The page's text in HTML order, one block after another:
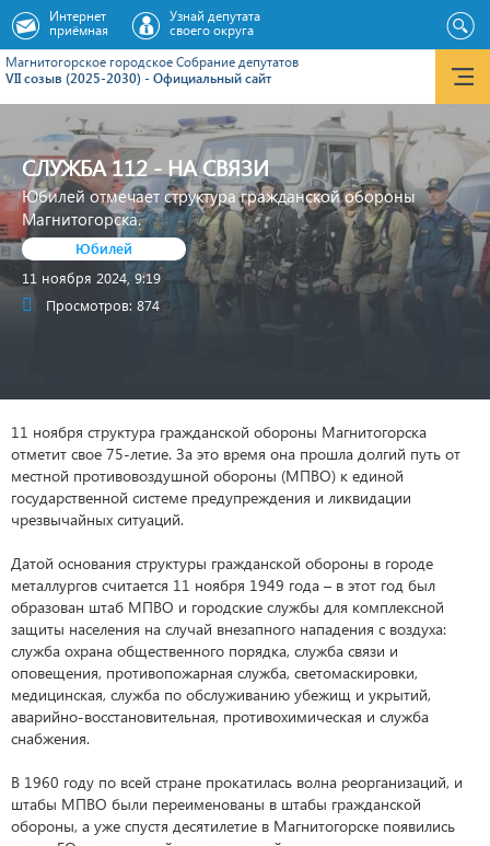
Магнитогорское городское Cобрание депутатов
VII созыв (2025-2030) - Официальный сайт
Интернет
приёмная
Узнай депутата
своего округа
СЛУЖБА 112 - НА СВЯЗИ
Юбилей отмечает структура гражданской обороны
Магнитогорска.
Юбилей
11 ноября 2024, 9:19
Просмотров: 874
11 ноября структура гражданской обороны Магнитогорска
отметит свое 75-летие. За это время она прошла долгий путь от
местной противовоздушной обороны (МПВО) к единой
государственной системе предупреждения и ликвидации
чрезвычайных ситуаций.
Датой основания структуры гражданской обороны в городе
металлургов считается 11 ноября 1949 года – в этот год был
образован штаб МПВО и городские службы для комплексной
защиты населения на случай внезапного нападения с воздуха:
служба охрана общественного порядка, служба связи и
оповещения, противопожарная служба, светомаскировки,
медицинская, служба по обслуживанию убежищ и укрытий,
аварийно-восстановительная, противохимическая и служба
снабжения.
В 1960 году по всей стране прокатилась волна реорганизаций, и
штабы МПВО были переименованы в штабы гражданской
обороны, а уже спустя десятилетие в Магнитогорске появились